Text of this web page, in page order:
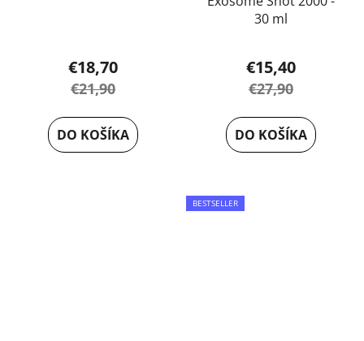
produktu
je
z
5
€18,70
€21,90
DO KOŠÍKA
30 ml
€15,40
€27,90
DO KOŠÍKA
BESTSELLER